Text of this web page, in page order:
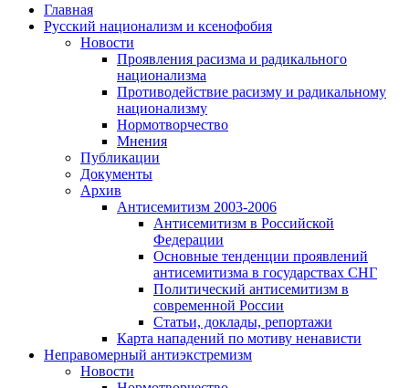
Главная
Русский национализм и ксенофобия
Новости
Проявления расизма и радикального
национализма
Противодействие расизму и радикальному
национализму
Нормотворчество
Мнения
Публикации
Документы
Архив
Антисемитизм 2003-2006
Антисемитизм в Российской
Федерации
Основные тенденции проявлений
антисемитизма в государствах СНГ
Политический антисемитизм в
современной России
Статьи, доклады, репортажи
Карта нападений по мотиву ненависти
Неправомерный антиэкстремизм
Новости